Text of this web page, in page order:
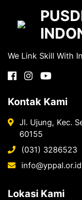
We Link Skill With
Kontak Kami
Jl. Ujung, Kec.
60155
(031) 3286523
info@yppal.or.id
Lokasi Kami